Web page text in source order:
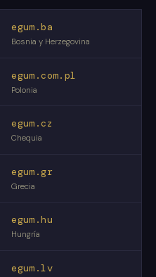
egum.ba
Bosnia y Herzegovina
egum.com.pl
Polonia
egum.cz
Chequia
egum.gr
Grecia
egum.hu
Hungría
egum.lv